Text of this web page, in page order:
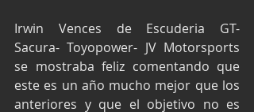
Irwin Vences de Escuderia GT-
Sacura- Toyopower- JV Motorsports
se mostraba feliz comentando que
este es un año mucho mejor que los
anteriores y que el objetivo no es